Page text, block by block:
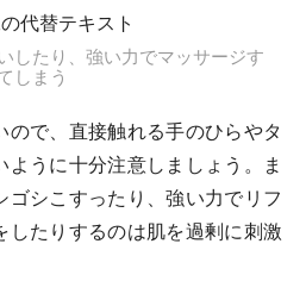
したり、強い力でマッサージす
しまう
ので、直接触れる手のひらやタ
ように十分注意しましょう。ま
ゴシこすったり、強い力でリフ
したりするのは肌を過剰に刺激